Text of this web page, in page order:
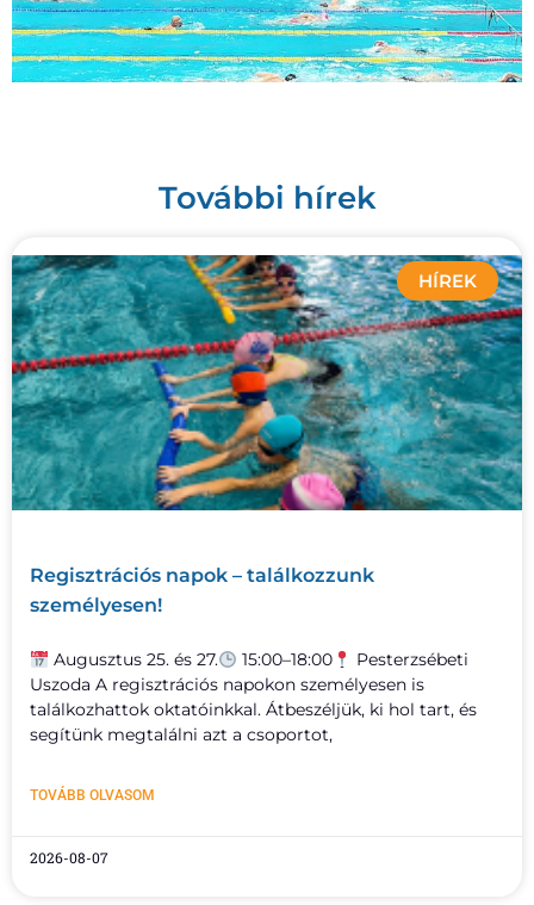
További hírek
HÍREK
Regisztrációs napok – találkozzunk
személyesen!
Augusztus 25. és 27. 15:00–18:00
Pesterzsébeti
Uszoda A regisztrációs napokon személyesen is
találkozhattok oktatóinkkal. Átbeszéljük, ki hol tart, és
segítünk megtalálni azt a csoportot,
TOVÁBB OLVASOM
2026-08-07